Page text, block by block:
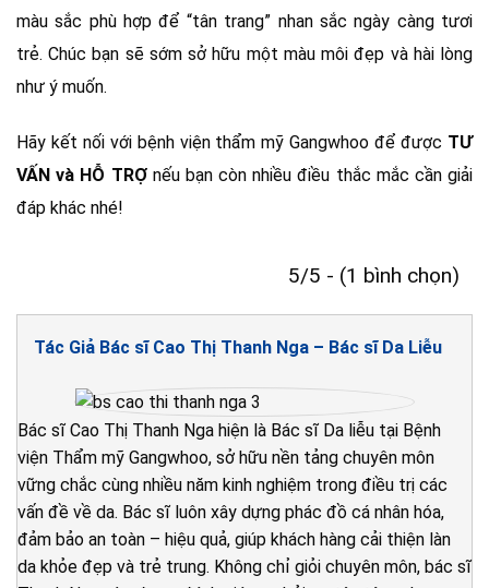
màu sắc phù hợp để “tân trang” nhan sắc ngày càng tươi
trẻ. Chúc bạn sẽ sớm sở hữu một màu môi đẹp và hài lòng
như ý muốn.
Hãy kết nối với bệnh viện thẩm mỹ Gangwhoo để được TƯ
VẤN và HỖ TRỢnếu bạn còn nhiều điều thắc mắc cần giải
đáp khác nhé!
5/5 - (1 bình chọn)
Tác Giả Bác sĩ Cao Thị Thanh Nga – Bác sĩ Da Liễu
Bác sĩ Cao Thị Thanh Nga hiện là Bác sĩ Da liễu tại Bệnh
viện Thẩm mỹ Gangwhoo, sở hữu nền tảng chuyên môn
vững chắc cùng nhiều năm kinh nghiệm trong điều trị các
vấn đề về da. Bác sĩ luôn xây dựng phác đồ cá nhân hóa,
đảm bảo an toàn – hiệu quả, giúp khách hàng cải thiện làn
da khỏe đẹp và trẻ trung. Không chỉ giỏi chuyên môn, bác sĩ